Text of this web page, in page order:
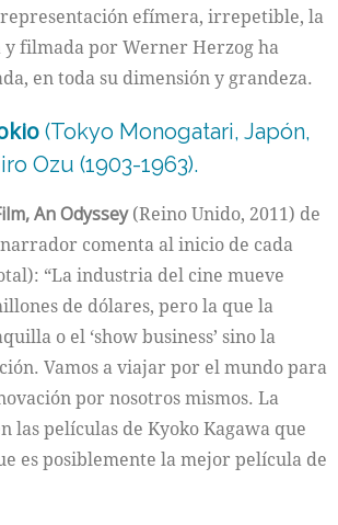
efímera, irrepetible, la
y filmada por Werner Herzog ha
en toda su dimensión y grandeza.
(Tokyo Monogatari, Japón,
Ozu (1903-1963).
An Odyssey(Reino Unido, 2011) de
comenta al inicio de cada
“La industria del cine mueve
de dólares, pero la que la
o el ‘show business’ sino la
Vamos a viajar por el mundo para
por nosotros mismos. La
las películas de Kyoko Kagawa que
es posiblemente la mejor película de